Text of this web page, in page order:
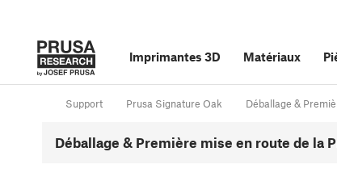
Imprimantes 3D Matériaux
Support Prusa Signature Oak Déballage &
Déballage & Première mise en route de la